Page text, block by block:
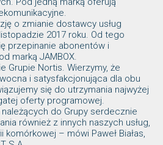
o zmianie dostawcy usług
2017 roku. Od tego
przepinanie abonentów i
marką JAMBOX.
Grupie Nortis. Wierzymy, że
i satysfakcjonująca dla obu
się do utrzymania najwyżej
oferty programowej.
do Grupy serdecznie
również z innych naszych usług,
– mówi Paweł Białas,